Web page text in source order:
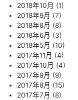
2018年10月 (1)
2018年9月 (7)
2018年8月 (8)
2018年6月 (3)
2018年5月 (10)
2017年11月 (4)
2017年10月 (4)
2017年9月 (9)
2017年8月 (15)
2017年7月 (8)